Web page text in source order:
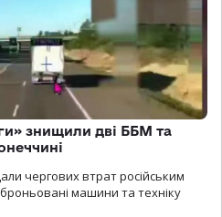
знищили дві ББМ та
чергових втрат російським
машини та техніку